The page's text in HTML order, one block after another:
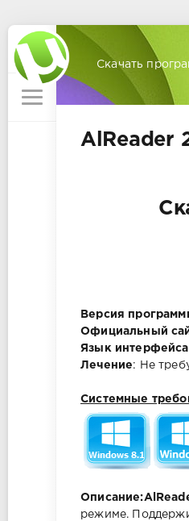
Скачать
AlReader
Версия
Официальный
Язык интерфейса
Лечение: Не
Системные
Описание:
режиме.